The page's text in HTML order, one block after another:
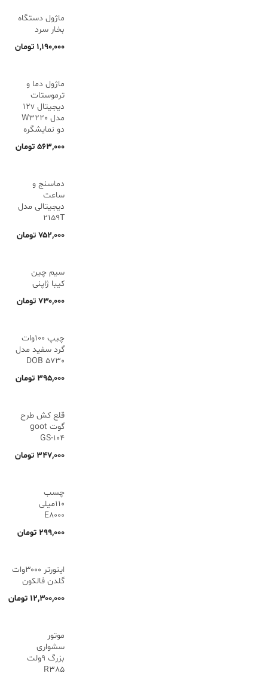
ماژول دستگاه
بخار سرد
۱,۱۹۰,۰۰۰ تومان
ماژول دما و
ترموستات
دیجیتال 12v
مدل W3220
دو نمایشگره
۵۶۳,۰۰۰ تومان
دماسنج و
ساعت
دیجیتالی مدل
2159T
۷۵۲,۰۰۰ تومان
سیم چین
کیبا ژاپنی
۷۳۰,۰۰۰ تومان
چیپ 100وات
گرد سفید مدل
5730 DOB
۳۹۵,۰۰۰ تومان
قلع کش طرح
گوت goot
GS-104
۳۴۷,۰۰۰ تومان
چسب
110میلی
E8000
۲۹۹,۰۰۰ تومان
اینورتر ۳۰۰۰وات
گلدن فالکون
۱۲,۳۰۰,۰۰۰ تومان
موتور
سشواری
بزرگ 9ولت
R385